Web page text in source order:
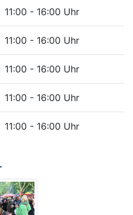
11:00 - 16:00 Uhr
11:00 - 16:00 Uhr
11:00 - 16:00 Uhr
11:00 - 16:00 Uhr
11:00 - 16:00 Uhr